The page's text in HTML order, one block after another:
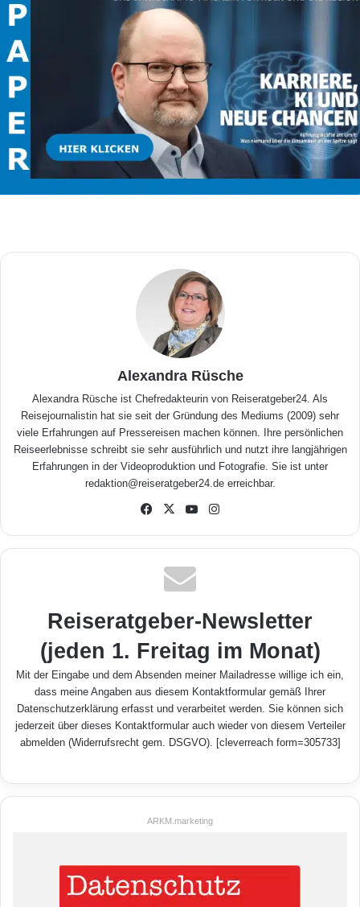
Alexandra Rüsche
Alexandra Rüsche ist Chefredakteurin von Reiseratgeber24. Als
Reisejournalistin hat sie seit der Gründung des Mediums (2009) sehr
viele Erfahrungen auf Pressereisen machen können. Ihre persönlichen
Reiseerlebnisse schreibt sie sehr ausführlich und nutzt ihre langjährigen
Erfahrungen in der Videoproduktion und Fotografie. Sie ist unter
redaktion@reiseratgeber24.de erreichbar.
Fa
ook
X
Yo
be am
Reiseratgeber-Newsletter
(jeden 1. Freitag im Monat)
Mit der Eingabe und dem Absenden meiner Mailadresse willige ich ein,
dass meine Angaben aus diesem Kontaktformular gemäß Ihrer
Datenschutzerklärung erfasst und verarbeitet werden. Sie können sich
jederzeit über dieses Kontaktformular auch wieder von diesem Verteiler
abmelden (Widerrufsrecht gem. DSGVO). [cleverreach form=305733]
ARKM.marketing